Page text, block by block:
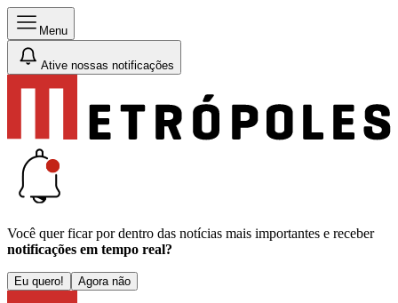
Menu
Ative nossas notificações
Você quer ficar por dentro das notícias mais importantes e receber
notificações em tempo real?
Eu quero! Agora não